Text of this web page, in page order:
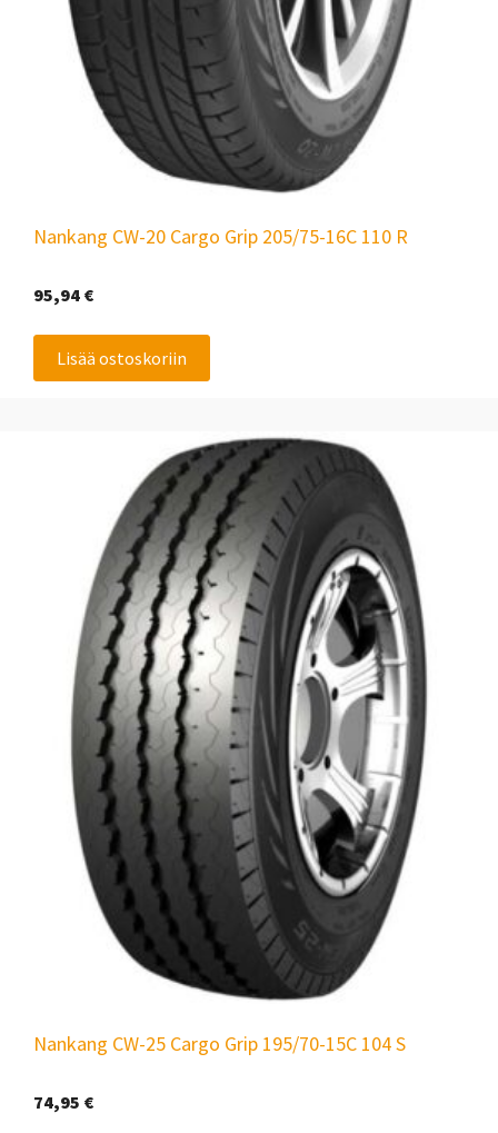
Nankang CW-20 Cargo Grip 205/75-16C 110 R
95,94 €
Lisää ostoskoriin
Nankang CW-25 Cargo Grip 195/70-15C 104 S
74,95 €